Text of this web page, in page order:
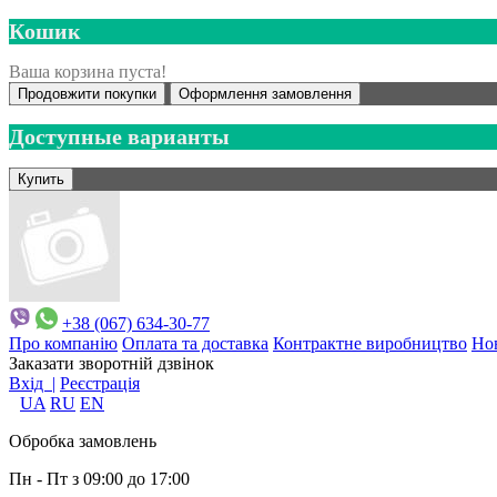
Кошик
Ваша корзина пуста!
Продовжити покупки Оформлення замовлення
Доступные варианты
+38 (067) 634-30-77
Про компанію Оплата та доставка Контрактне виробництво
Заказати зворотній дзвінок
Вхід | Реєстрація
UA RU EN
Обробка замовлень
Пн - Пт з 09:00 до 17:00